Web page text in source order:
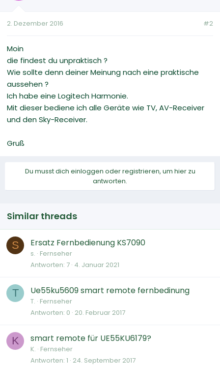
2. Dezember 2016 #2
Moin
die findest du unpraktisch ?
Wie sollte denn deiner Meinung nach eine praktische
aussehen ?
Ich habe eine Logitech Harmonie.
Mit dieser bediene ich alle Geräte wie TV, AV-Receiver
und den Sky-Receiver.
Gruß
Du musst dich einloggen oder registrieren, um hier zu
antworten.
Similar threads
S Ersatz Fernbedienung KS7090
s. Fernseher
Antworten 7 4. Januar 2021
T Ue55ku5609 smart remote fernbedinung
T. Fernseher
Antworten 0 20. Februar 2017
K smart remote für UE55KU6179?
K. Fernseher
Antworten 1 24. September 2017